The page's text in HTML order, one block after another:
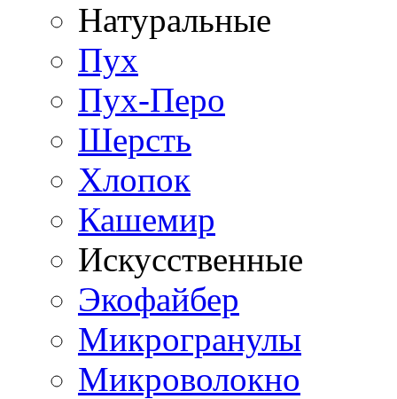
Натуральные
Пух
Пух-Перо
Шерсть
Хлопок
Кашемир
Искусственные
Экофайбер
Микрогранулы
Микроволокно